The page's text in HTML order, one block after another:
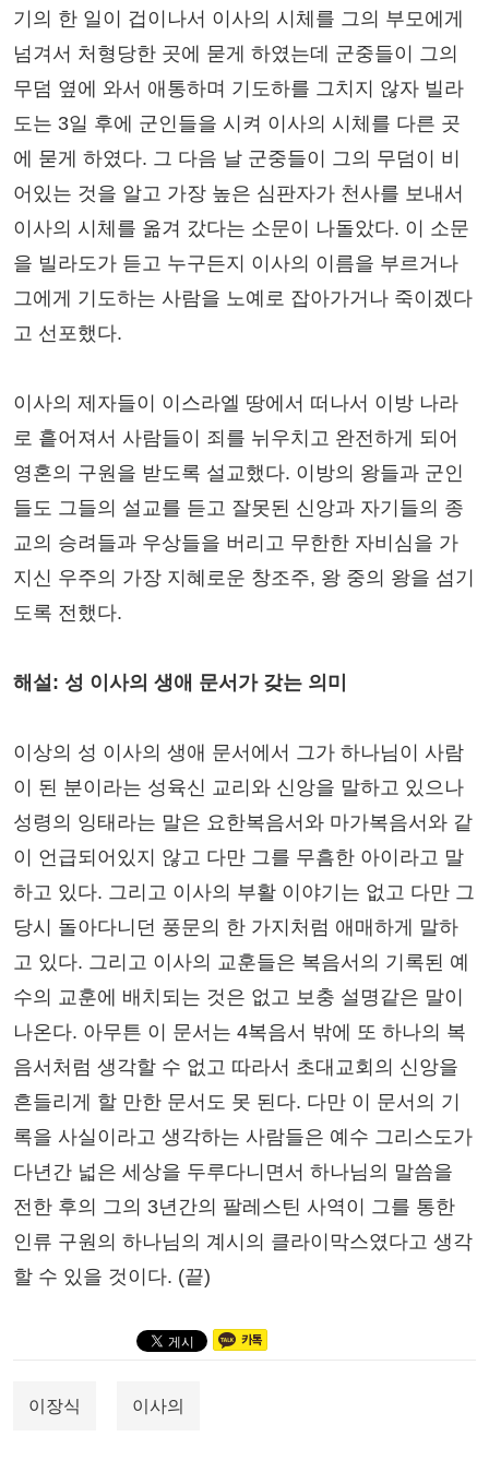
기의 한 일이 겁이나서 이사의 시체를 그의 부모에게
넘겨서 처형당한 곳에 묻게 하였는데 군중들이 그의
무덤 옆에 와서 애통하며 기도하를 그치지 않자 빌라
도는 3일 후에 군인들을 시켜 이사의 시체를 다른 곳
에 묻게 하였다. 그 다음 날 군중들이 그의 무덤이 비
어있는 것을 알고 가장 높은 심판자가 천사를 보내서
이사의 시체를 옮겨 갔다는 소문이 나돌았다. 이 소문
을 빌라도가 듣고 누구든지 이사의 이름을 부르거나
그에게 기도하는 사람을 노예로 잡아가거나 죽이겠다
고 선포했다.
이사의 제자들이 이스라엘 땅에서 떠나서 이방 나라
로 흩어져서 사람들이 죄를 뉘우치고 완전하게 되어
영혼의 구원을 받도록 설교했다. 이방의 왕들과 군인
들도 그들의 설교를 듣고 잘못된 신앙과 자기들의 종
교의 승려들과 우상들을 버리고 무한한 자비심을 가
지신 우주의 가장 지혜로운 창조주, 왕 중의 왕을 섬기
도록 전했다.
해설: 성 이사의 생애 문서가 갖는 의미
이상의 성 이사의 생애 문서에서 그가 하나님이 사람
이 된 분이라는 성육신 교리와 신앙을 말하고 있으나
성령의 잉태라는 말은 요한복음서와 마가복음서와 같
이 언급되어있지 않고 다만 그를 무흠한 아이라고 말
하고 있다. 그리고 이사의 부활 이야기는 없고 다만 그
당시 돌아다니던 풍문의 한 가지처럼 애매하게 말하
고 있다. 그리고 이사의 교훈들은 복음서의 기록된 예
수의 교훈에 배치되는 것은 없고 보충 설명같은 말이
나온다. 아무튼 이 문서는 4복음서 밖에 또 하나의 복
음서처럼 생각할 수 없고 따라서 초대교회의 신앙을
흔들리게 할 만한 문서도 못 된다. 다만 이 문서의 기
록을 사실이라고 생각하는 사람들은 예수 그리스도가
다년간 넓은 세상을 두루다니면서 하나님의 말씀을
전한 후의 그의 3년간의 팔레스틴 사역이 그를 통한
인류 구원의 하나님의 계시의 클라이막스였다고 생각
할 수 있을 것이다. (끝)
이장식 이사의